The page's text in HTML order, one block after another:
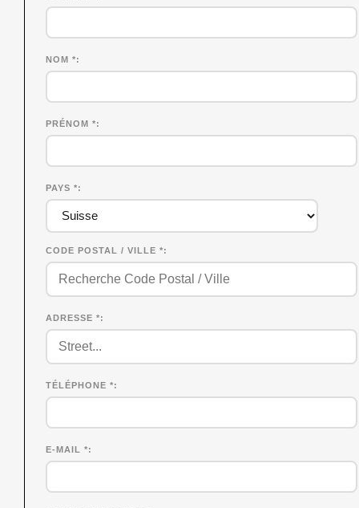
NOM*
PRÉNOM*
PAYS *
CODE POSTAL / VILLE *
ADRESSE *
TÉLÉPHONE *
E-MAIL *